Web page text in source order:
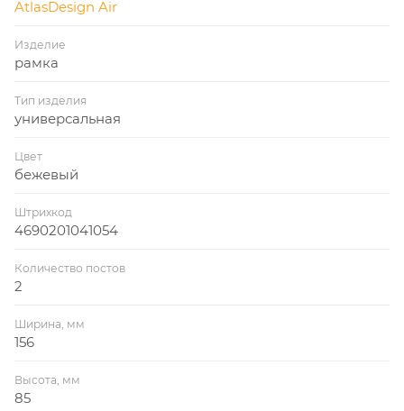
AtlasDesign Air
Изделие
рамка
Тип изделия
универсальная
Цвет
бежевый
Штрихкод
4690201041054
Количество постов
2
Ширина, мм
156
Высота, мм
85